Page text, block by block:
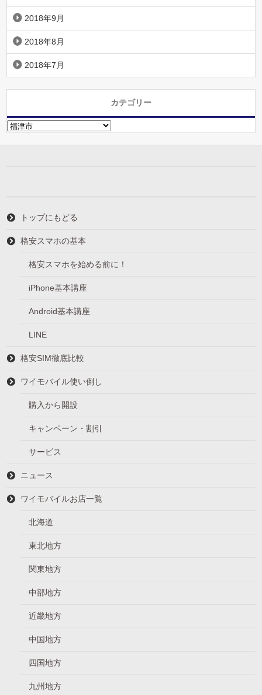
2018年9月
2018年8月
2018年7月
カテゴリー
カ
トップにもどる
格安スマホの基本
格安スマホを始める前に！
iPhone基本講座
Android基本講座
LINE
格安SIM徹底比較
ワイモバイル使い倒し
購入から開設
キャンペーン・割引
サービス
ニュース
ワイモバイルお店一覧
北海道
東北地方
関東地方
中部地方
近畿地方
中国地方
四国地方
九州地方